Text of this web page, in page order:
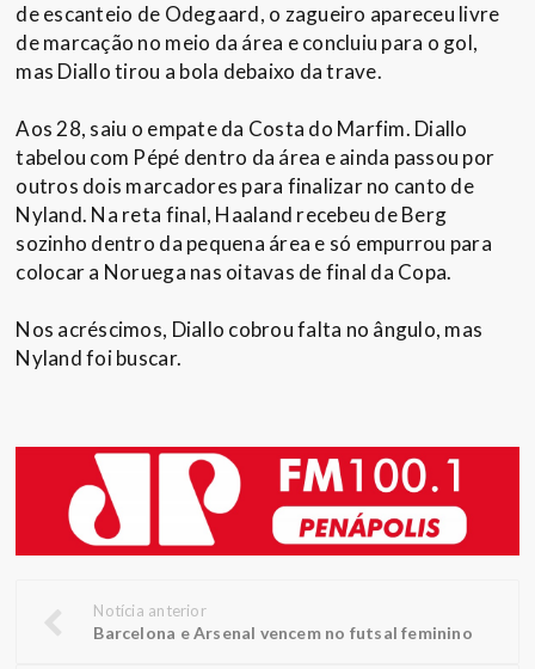
de escanteio de Odegaard, o zagueiro apareceu livre
de marcação no meio da área e concluiu para o gol,
mas Diallo tirou a bola debaixo da trave.
Aos 28, saiu o empate da Costa do Marfim. Diallo
tabelou com Pépé dentro da área e ainda passou por
outros dois marcadores para finalizar no canto de
Nyland. Na reta final, Haaland recebeu de Berg
sozinho dentro da pequena área e só empurrou para
colocar a Noruega nas oitavas de final da Copa.
Nos acréscimos, Diallo cobrou falta no ângulo, mas
Nyland foi buscar.
Notícia anterior
Barcelona e Arsenal vencem no futsal feminino